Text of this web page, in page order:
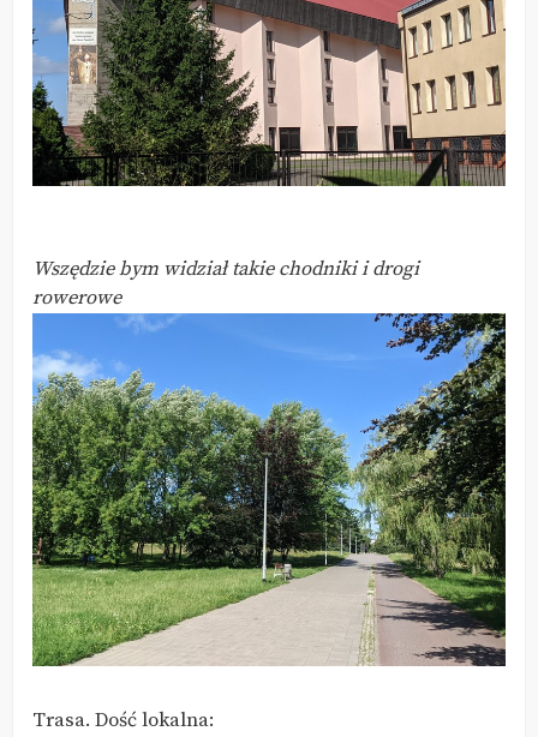
Wszędzie bym widział takie chodniki i drogi
rowerowe
Trasa. Dość lokalna: